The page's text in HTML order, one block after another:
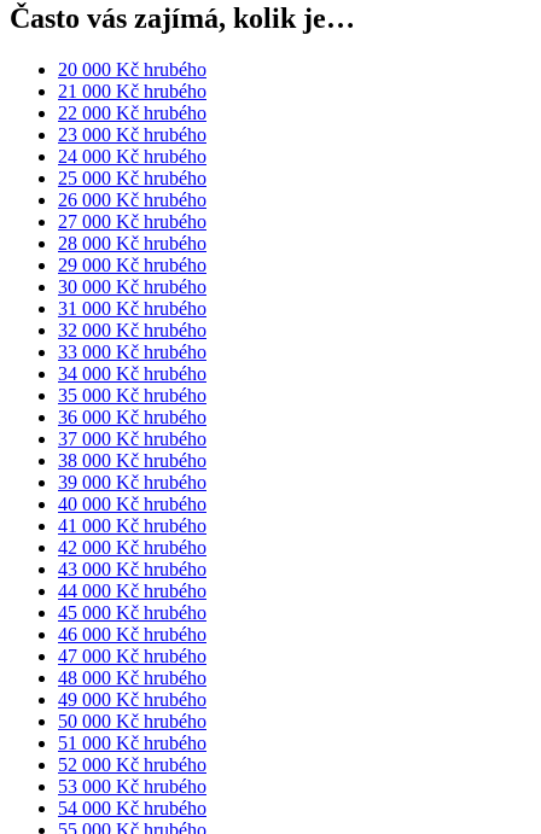
Často vás zajímá, kolik je…
20 000 Kč hrubého
21 000 Kč hrubého
22 000 Kč hrubého
23 000 Kč hrubého
24 000 Kč hrubého
25 000 Kč hrubého
26 000 Kč hrubého
27 000 Kč hrubého
28 000 Kč hrubého
29 000 Kč hrubého
30 000 Kč hrubého
31 000 Kč hrubého
32 000 Kč hrubého
33 000 Kč hrubého
34 000 Kč hrubého
35 000 Kč hrubého
36 000 Kč hrubého
37 000 Kč hrubého
38 000 Kč hrubého
39 000 Kč hrubého
40 000 Kč hrubého
41 000 Kč hrubého
42 000 Kč hrubého
43 000 Kč hrubého
44 000 Kč hrubého
45 000 Kč hrubého
46 000 Kč hrubého
47 000 Kč hrubého
48 000 Kč hrubého
49 000 Kč hrubého
50 000 Kč hrubého
51 000 Kč hrubého
52 000 Kč hrubého
53 000 Kč hrubého
54 000 Kč hrubého
55 000 Kč hrubého